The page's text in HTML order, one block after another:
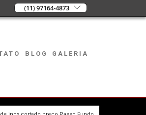
(11) 97164-4873
BLOG GALERIA